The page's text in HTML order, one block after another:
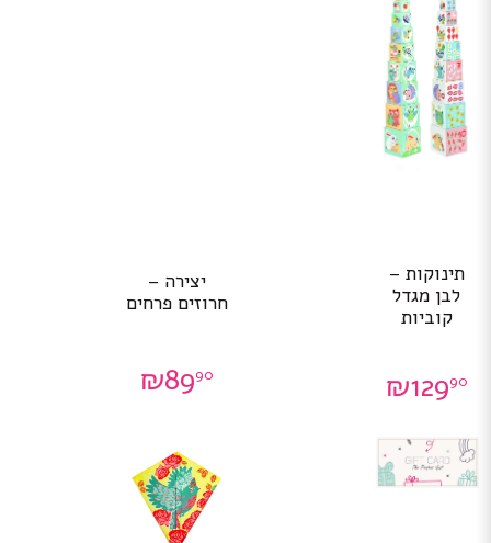
תינוקות –
לבן מגדל
קוביות
₪12990
יצירה –
חרוזים פרחים
₪8990